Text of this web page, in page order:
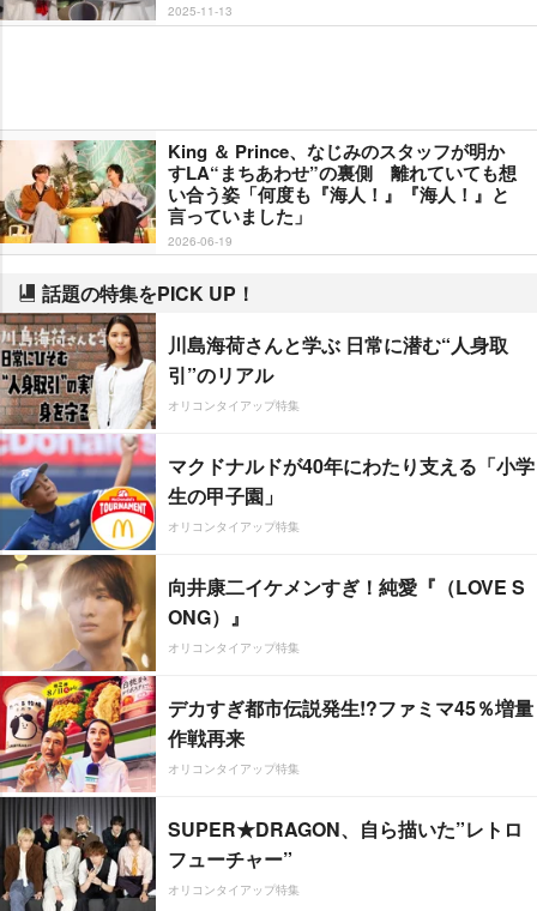
2025-11-13
King ＆ Prince、なじみのスタッフが明か
すLA“まちあわせ”の裏側 離れていても想
い合う姿「何度も『海人！』『海人！』と
言っていました」
2026-06-19
話題の特集をPICK UP！
川島海荷さんと学ぶ 日常に潜む“人身取
引”のリアル
オリコンタイアップ特集
マクドナルドが40年にわたり支える「小学
生の甲子園」
オリコンタイアップ特集
向井康二イケメンすぎ！純愛『（LOVE S
ONG）』
オリコンタイアップ特集
デカすぎ都市伝説発生!?ファミマ45％増量
作戦再来
オリコンタイアップ特集
SUPER★DRAGON、自ら描いた”レトロ
フューチャー”
オリコンタイアップ特集